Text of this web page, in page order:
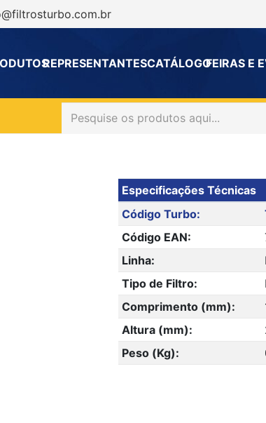
REPRESENTANTESCATÁLOGOFEIRAS E
Especificações Técnicas
Código Turbo:
Código EAN:
Linha:
Tipo de Filtro:
Comprimento (mm):
Altura (mm):
Peso (Kg):